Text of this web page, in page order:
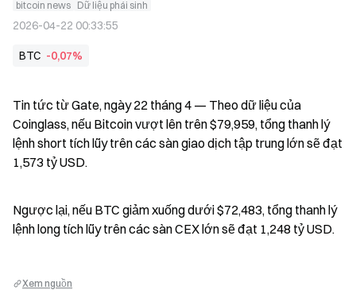
bitcoin news Dữ liệu phái sinh
2026-04-22 00:33:55
BTC -0,07%
Tin tức từ Gate, ngày 22 tháng 4 — Theo dữ liệu của
Coinglass, nếu Bitcoin vượt lên trên $79,959, tổng thanh lý
lệnh short tích lũy trên các sàn giao dịch tập trung lớn sẽ đạt
1,573 tỷ USD.
Ngược lại, nếu BTC giảm xuống dưới $72,483, tổng thanh lý
lệnh long tích lũy trên các sàn CEX lớn sẽ đạt 1,248 tỷ USD.
Xem nguồn